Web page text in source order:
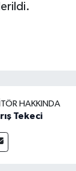
HAKKINDA
Tekeci